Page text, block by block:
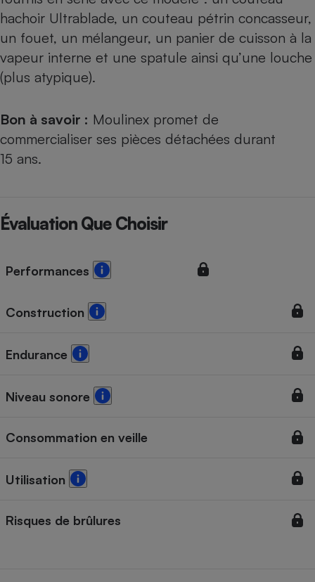
hachoir Ultrablade, un couteau pétrin concasseur,
un fouet, un mélangeur, un panier de cuisson à la
vapeur interne et une spatule ainsi qu’une louche
(plus atypique).
Bon à savoir : Moulinex promet de
commercialiser ses pièces détachées durant
15 ans.
Évaluation Que Choisir
Performances
Construction
Endurance
Niveau sonore
Consommation en veille
Utilisation
Risques de brûlures